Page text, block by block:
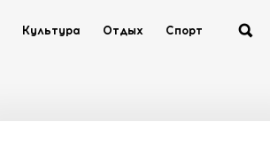
Культура Отдых Спорт